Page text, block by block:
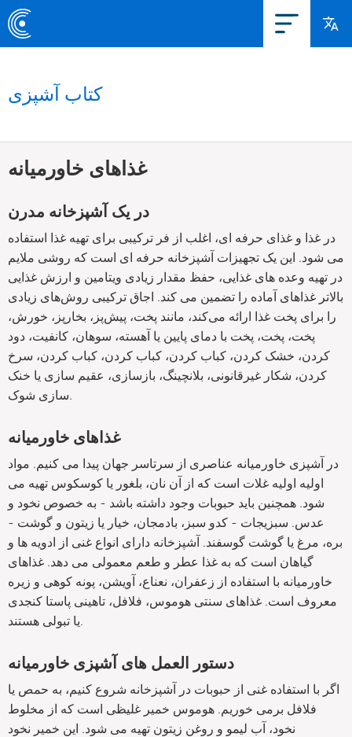
کتاب آشپزی
غذاهای خاورمیانه
در یک آشپزخانه مدرن
در غذا و غذای حرفه ای، اغلب از فر ترکیبی برای تهیه غذا استفاده
می شود. این یک تجهیزات آشپزخانه حرفه ای است که روشی ملایم
در تهیه وعده های غذایی، حفظ مقدار زیادی ویتامین و ارزش غذایی
بالاتر غذاهای آماده را تضمین می کند. اجاق ترکیبی روش‌های زیادی
را برای پخت غذا ارائه می‌کند، مانند پخت، پیش‌پز، بخارپز، خورش،
پخت، پخت، پخت با دمای پایین یا آهسته، سوهان، کانفیت، دود
کردن، خشک کردن، کباب کردن، کباب کردن، کباب کردن، سرخ
کردن، شکار غیرقانونی، بلانچینگ، بازسازی، عقیم سازی یا خنک
سازی شوک.
غذاهای خاورمیانه
در آشپزی خاورمیانه عناصری از سرتاسر جهان پیدا می کنیم. مواد
اولیه اولیه غلات است که از آن نان، بلغور یا کوسکوس تهیه می
شود. همچنین باید حبوبات وجود داشته باشد - به خصوص نخود و
عدس. سبزیجات - کدو سبز، بادمجان، خیار یا زیتون و گوشت -
بره، مرغ یا گوشت گوسفند. آشپزخانه دارای انواع غنی از ادویه ها و
گیاهان است که به غذا عطر و طعم معمولی می دهد. غذاهای
خاورمیانه با استفاده از زعفران، نعناع، آویشن، پونه کوهی و زیره
معروف است. غذاهای سنتی هوموس، فلافل، تاهینی پاستا کنجدی
یا تبولی هستند.
دستور العمل های آشپزی خاورمیانه
اگر با استفاده غنی از حبوبات در آشپزخانه شروع کنیم، به حمص یا
فلافل برمی خوریم. هوموس خمیر غلیظی است که از مخلوط
نخود، آب لیمو و روغن زیتون تهیه می شود. این خمیر نخود